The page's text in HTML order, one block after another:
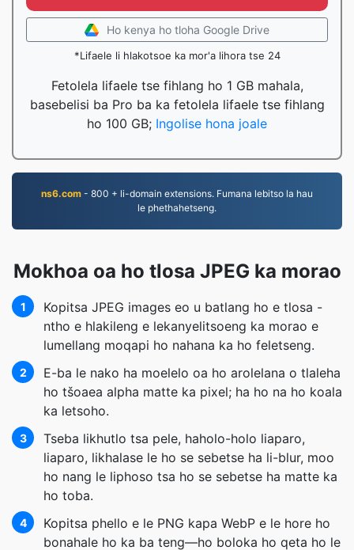
Ho kenya ho tloha Google Drive
*Lifaele li hlakotsoe ka mor'a lihora tse 24
Fetolela lifaele tse fihlang ho 1 GB mahala,
basebelisi ba Pro ba ka fetolela lifaele tse fihlang
ho 100 GB; Ingolise hona joale
ns6.com - 800 + li-domain extensions. Fumana lebitso la hau
le phethahetseng.
Mokhoa oa ho tlosa JPEG ka morao
1
Kopitsa JPEG images eo u batlang ho e tlosa -
ntho e hlakileng e lekanyelitsoeng ka morao e
lumellang moqapi ho nahana ka ho feletseng.
2
E-ba le nako ha moelelo oa ho arolelana o tlaleha
ho tšoaea alpha matte ka pixel; ha ho na ho koala
ka letsoho.
3
Tseba likhutlo tsa pele, haholo-holo liaparo,
liaparo, likhalase le ho se sebetse ha li-blur, moo
ho nang le liphoso tsa ho se sebetse ha matte ka
ho toba.
4
Kopitsa phello e le PNG kapa WebP e le hore ho
bonahale ho ka ba teng—ho boloka ho qeta ho le